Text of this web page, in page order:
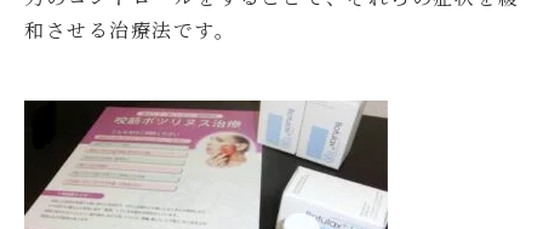
和させる治療法です。